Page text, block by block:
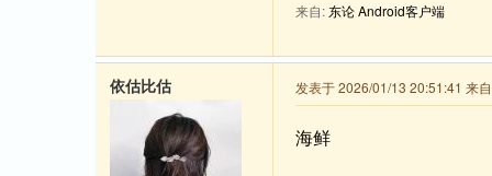
来自:东论 Android客户端
发表于 2026/01/13 20:51:41 来
海鲜
依估比估